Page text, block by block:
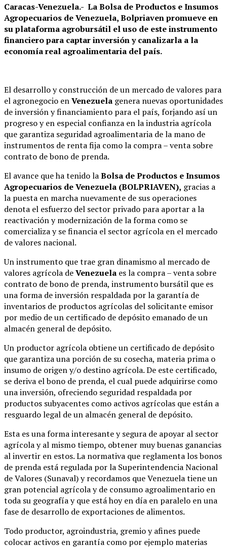
Caracas-Venezuela.- La Bolsa de Productos e Insumos
Agropecuarios de Venezuela, Bolpriaven promueve en
su plataforma agrobursátil el uso de este instrumento
financiero para captar inversión y canalizarla a la
economía real agroalimentaria del país.
El desarrollo y construcción de un mercado de valores para
el agronegocio enVenezuela genera nuevas oportunidades
de inversión y financiamiento para el país, forjando así un
progreso y en especial confianza en la industria agrícola
que garantiza seguridad agroalimentaria de la mano de
instrumentos de renta fija como la compra – venta sobre
contrato de bono de prenda.
El avance que ha tenido laBolsa de Productos e Insumos
Agropecuarios de Venezuela (BOLPRIAVEN), gracias a
la puesta en marcha nuevamente de sus operaciones
denota el esfuerzo del sector privado para aportar a la
reactivación y modernización de la forma como se
comercializa y se financia el sector agrícola en el mercado
de valores nacional.
Un instrumento que trae gran dinamismo al mercado de
valores agrícola deVenezuela es la compra – venta sobre
contrato de bono de prenda, instrumento bursátil que es
una forma de inversión respaldada por la garantía de
inventarios de productos agrícolas del solicitante emisor
por medio de un certificado de depósito emanado de un
almacén general de depósito.
Un productor agrícola obtiene un certificado de depósito
que garantiza una porción de su cosecha, materia prima o
insumo de origen y/o destino agrícola. De este certificado,
se deriva el bono de prenda, el cual puede adquirirse como
una inversión, ofreciendo seguridad respaldada por
productos subyacentes como activos agrícolas que están a
resguardo legal de un almacén general de depósito.
Esta es una forma interesante y segura de apoyar al sector
agrícola y al mismo tiempo, obtener muy buenas ganancias
al invertir en estos. La normativa que reglamenta los bonos
de prenda está regulada por la Superintendencia Nacional
de Valores (Sunaval) y recordamos que Venezuela tiene un
gran potencial agrícola y de consumo agroalimentario en
toda su geografía y que está hoy en día en paralelo en una
fase de desarrollo de exportaciones de alimentos.
Todo productor, agroindustria, gremio y afines puede
colocar activos en garantía como por ejemplo materias